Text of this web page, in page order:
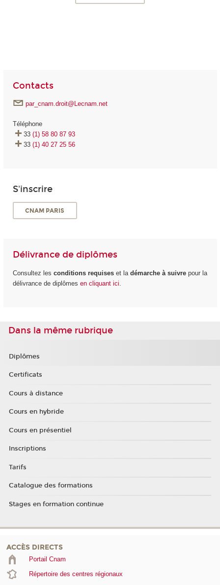
Contacts
par_cnam.droit@Lecnam.net
Téléphone
33 (1) 58 80 87 93
33 (1) 40 27 25 56
S'inscrire
CNAM PARIS
Délivrance de diplômes
Consultez les conditions requiseset la démarche à suivrepour la
délivrance de diplômes en cliquant ici
Dans la même rubrique
Diplômes
Certificats
Cours à distance
Cours en hybride
Cours en présentiel
Inscriptions
Tarifs
Catalogue des formations
Stages en formation continue
ACCÈS DIRECTS
Portail Cnam
Répertoire des centres régionaux